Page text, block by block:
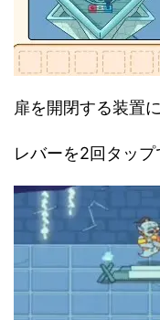
扉を開閉する装置に
レバーを2回タップ